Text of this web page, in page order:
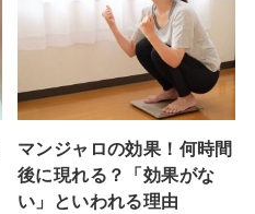
マンジャロの効果！何時間
後に現れる？「効果がな
い」といわれる理由